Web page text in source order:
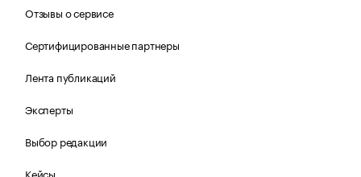
Отзывы о сервисе
Сертифицированные партнеры
Лента публикаций
Эксперты
Выбор редакции
Кейсы